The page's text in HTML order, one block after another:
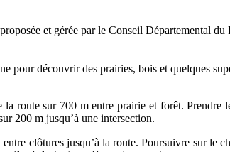
et gérée par le Conseil Départemental
pour découvrir des prairies, bois et quelques
la route sur 700 m entre prairie et forêt.
200 m jusqu’à une intersection.
clôtures jusqu’à la route. Poursuivre sur le